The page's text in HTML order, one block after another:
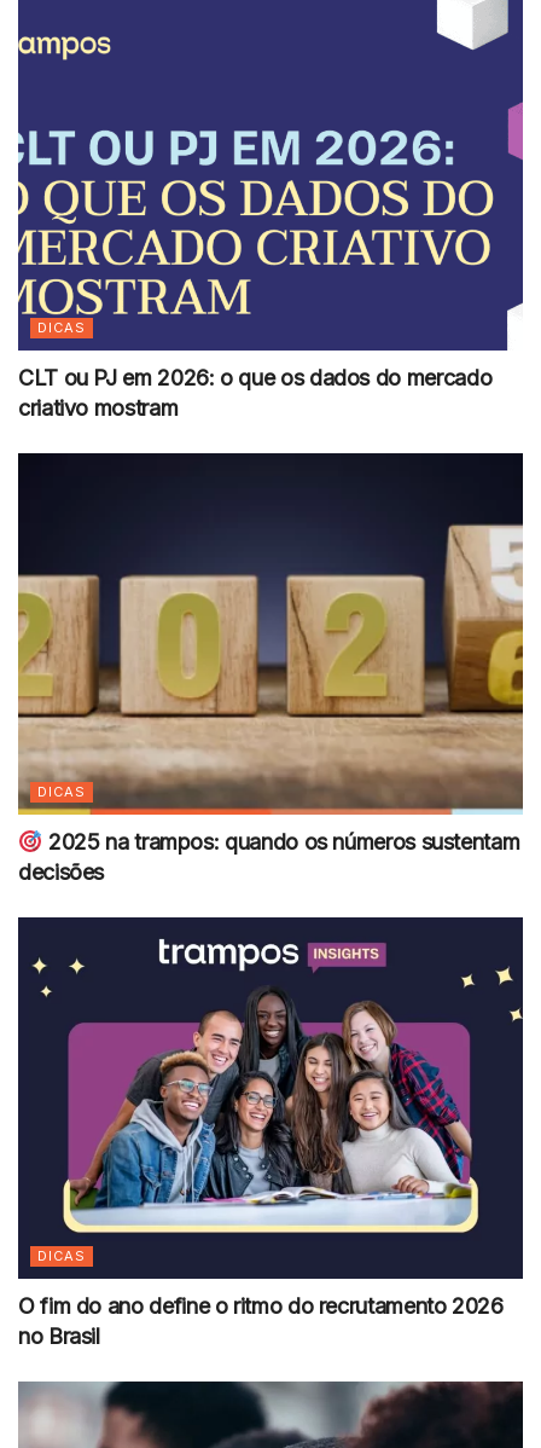
DICAS
CLT ou PJ em 2026: o que os dados do mercado
criativo mostram
DICAS
2025 na trampos: quando os números sustentam
decisões
DICAS
O fim do ano define o ritmo do recrutamento 2026
no Brasil